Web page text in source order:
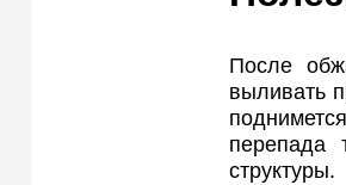
После
выливать
перепада
структуры.